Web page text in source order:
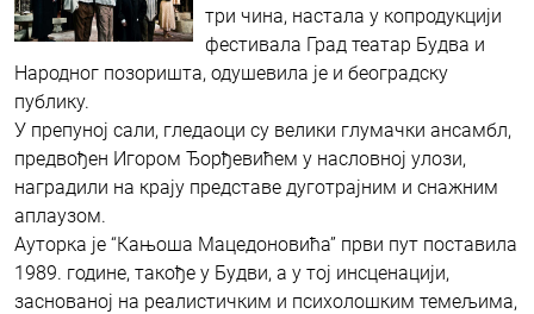
три чина, настала у копродукцији
фестивала Град театар Будва и
Народног позоришта, одушевила је и београдску
публику.
У препуној сали, гледаоци су велики глумачки ансамбл,
предвођен Игором Ђорђевићем у насловној улози,
наградили на крају представе дуготрајним и снажним
аплаузом.
Aуторка је “Кањоша Мацедоновића” први пут поставила
1989. године, такође у Будви, а у тој инсценацији,
заснованој на реалистичким и психолошким темељима,